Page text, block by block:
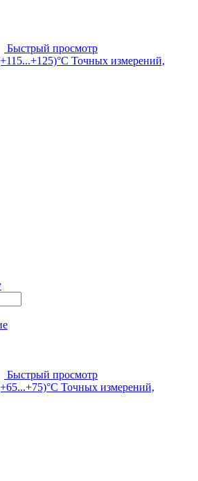
Быстрый просмотр
Точных измерений,
Быстрый просмотр
Точных измерений,